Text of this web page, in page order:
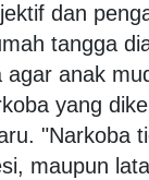
dan
tangga
agar anak
yang
"Narkoba
maupun